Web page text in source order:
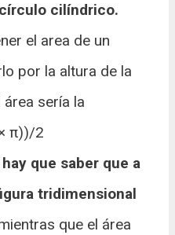
cilíndrico.
el area de un
por la altura de la
sería la
π))/2
hay que saber que a
tridimensional
que el área